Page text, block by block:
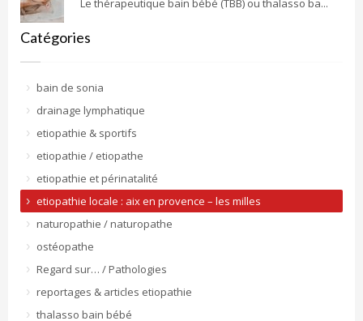
Catégories
bain de sonia
drainage lymphatique
etiopathie & sportifs
etiopathie / etiopathe
etiopathie et périnatalité
etiopathie locale : aix en provence – les milles
naturopathie / naturopathe
ostéopathe
Regard sur… / Pathologies
reportages & articles etiopathie
thalasso bain bébé